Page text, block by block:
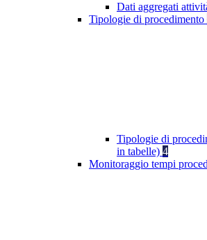
Dati aggregati
Tipologie di procedimento
Tipologie di
in tabelle) 4
Monitoraggio tempi